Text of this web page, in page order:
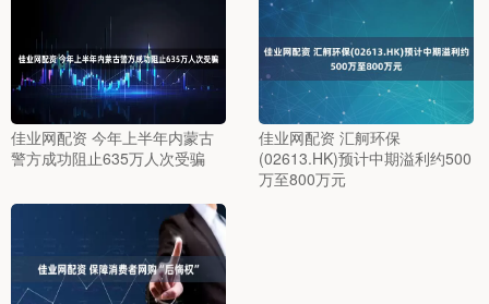
佳业网配资 今年上半年内蒙古
警方成功阻止635万人次受骗
佳业网配资 汇舸环保
(02613.HK)预计中期溢利约500
万至800万元